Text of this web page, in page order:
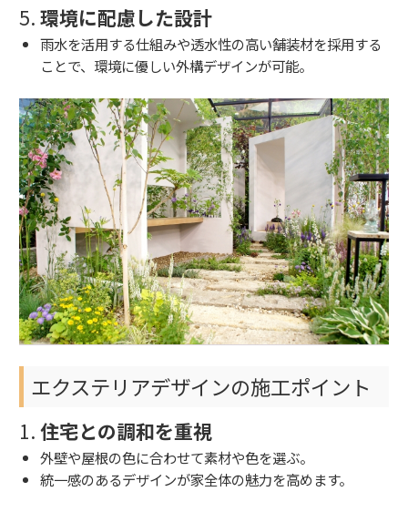
5. 環境に配慮した設計
雨水を活用する仕組みや透水性の高い舗装材を採用する
ことで、環境に優しい外構デザインが可能。
エクステリアデザインの施工ポイント
1. 住宅との調和を重視
外壁や屋根の色に合わせて素材や色を選ぶ。
統一感のあるデザインが家全体の魅力を高めます。